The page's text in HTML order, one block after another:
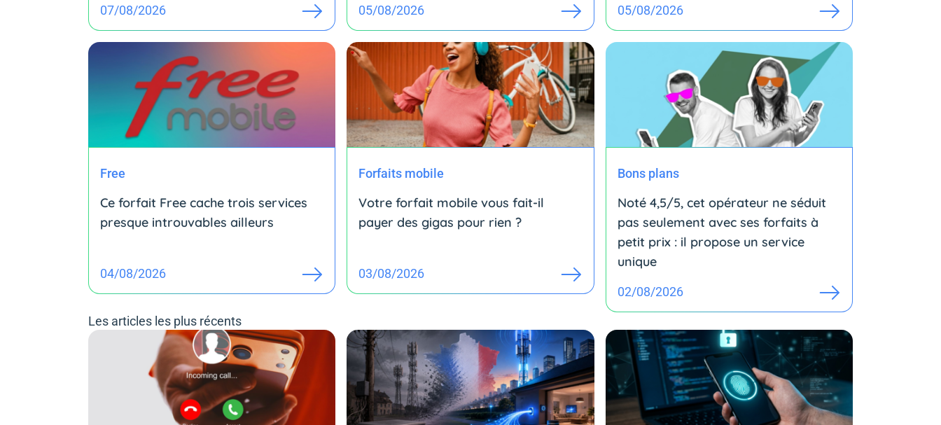
07/08/2026 05/08/2026 05/08/2026
Free
Ce forfait Free cache trois services
presque introuvables ailleurs
04/08/2026
Forfaits mobile
Votre forfait mobile vous fait-il
payer des gigas pour rien ?
03/08/2026
Bons plans
Noté 4,5/5, cet opérateur ne séduit
pas seulement avec ses forfaits à
petit prix : il propose un service
unique
02/08/2026
Les articles les plus récents